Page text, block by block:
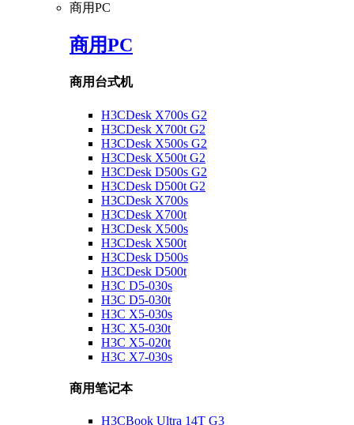
商用PC
商用PC
商用台式机
H3CDesk X700s G2
H3CDesk X700t G2
H3CDesk X500s G2
H3CDesk X500t G2
H3CDesk D500s G2
H3CDesk D500t G2
H3CDesk X700s
H3CDesk X700t
H3CDesk X500s
H3CDesk X500t
H3CDesk D500s
H3CDesk D500t
H3C D5-030s
H3C D5-030t
H3C X5-030s
H3C X5-030t
H3C X5-020t
H3C X7-030s
商用笔记本
H3CBook Ultra 14T G3